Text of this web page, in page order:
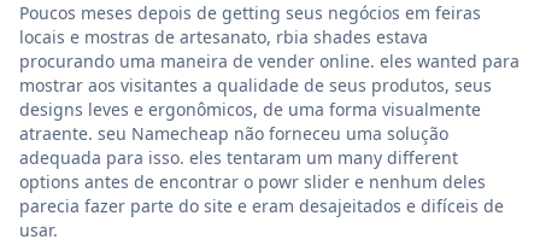
Poucos meses depois de getting seus negócios em feiras
locais e mostras de artesanato, rbia shades estava
procurando uma maneira de vender online. eles wanted para
mostrar aos visitantes a qualidade de seus produtos, seus
designs leves e ergonômicos, de uma forma visualmente
atraente. seu Namecheap não forneceu uma solução
adequada para isso. eles tentaram um many different
options antes de encontrar o powr slider e nenhum deles
parecia fazer parte do site e eram desajeitados e difíceis de
usar.